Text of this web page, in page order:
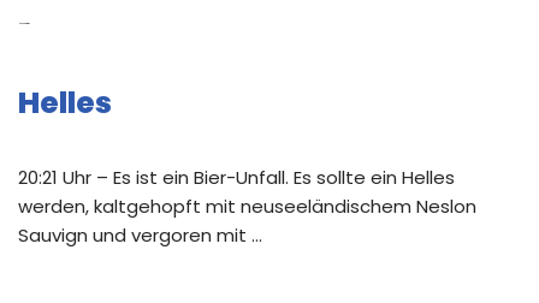
Helles
20:21 Uhr – Es ist ein Bier-Unfall. Es sollte ein Helles
werden, kaltgehopft mit neuseeländischem Neslon
Sauvign und vergoren mit …